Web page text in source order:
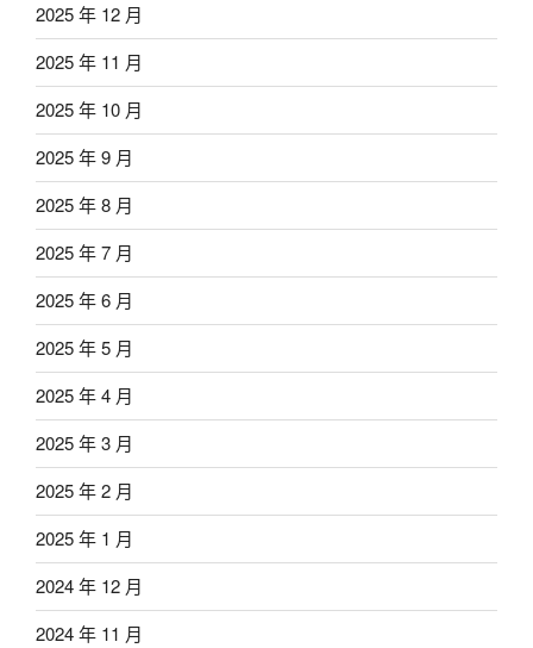
2025 年 12 月
2025 年 11 月
2025 年 10 月
2025 年 9 月
2025 年 8 月
2025 年 7 月
2025 年 6 月
2025 年 5 月
2025 年 4 月
2025 年 3 月
2025 年 2 月
2025 年 1 月
2024 年 12 月
2024 年 11 月